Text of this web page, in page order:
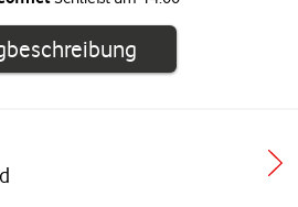
Link öffnet in
Tab